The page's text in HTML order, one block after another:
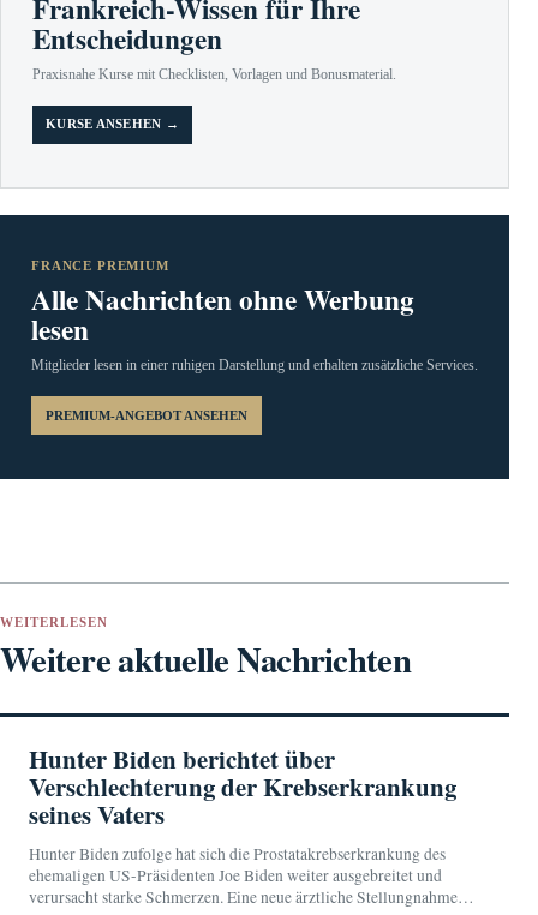
Entscheidungen
Praxisnahe Kurse mit Checklisten, Vorlagen und Bonusmaterial.
KURSE ANSEHEN →
FRANCE PREMIUM
Alle Nachrichten ohne Werbung
lesen
Mitglieder lesen in einer ruhigen Darstellung und erhalten zusätzliche Services.
PREMIUM-ANGEBOT ANSEHEN
WEITERLESEN
Weitere aktuelle Nachrichten
Hunter Biden berichtet über
Verschlechterung der Krebserkrankung
seines Vaters
Hunter Biden zufolge hat sich die Prostatakrebserkrankung des
ehemaligen US-Präsidenten Joe Biden weiter ausgebreitet und
verursacht starke Schmerzen. Eine neue ärztliche Stellungnahme